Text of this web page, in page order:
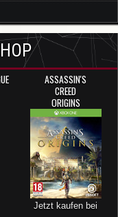
ASSASSIN'S
CREED
ORIGINS
Jetzt kaufen bei